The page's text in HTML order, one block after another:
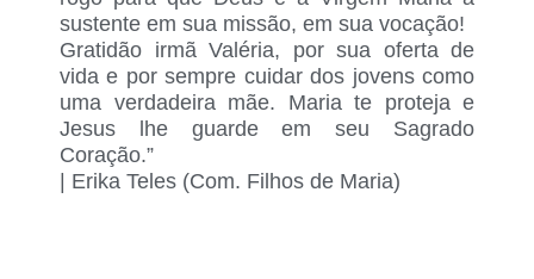
sustente em sua missão, em sua vocação!
Gratidão irmã Valéria, por sua oferta de
vida e por sempre cuidar dos jovens como
uma verdadeira mãe. Maria te proteja e
Jesus lhe guarde em seu Sagrado
Coração.”
| Erika Teles (Com. Filhos de Maria)